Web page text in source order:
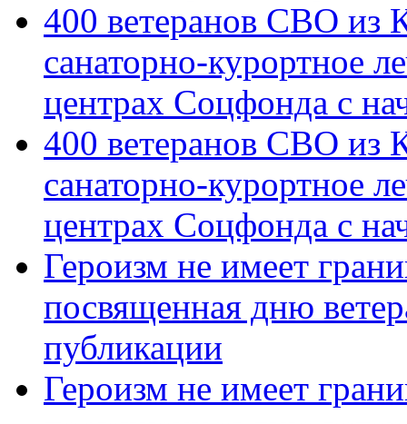
400 ветеранов СВО из
санаторно-курортное
центрах Соцфонда с
400 ветеранов СВО из
санаторно-курортное
центрах Соцфонда с
Героизм не имеет
посвященная дню
публикации
Героизм не имеет